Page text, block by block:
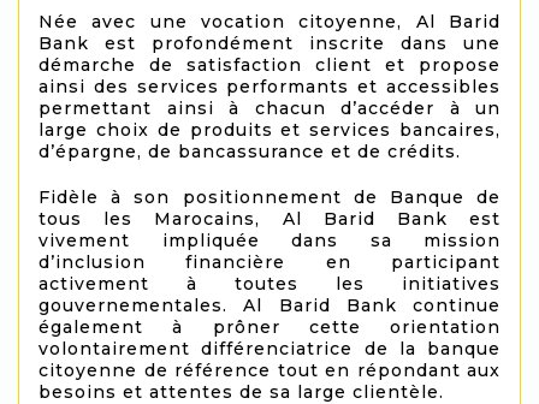
Née avec une vocation citoyenne, Al Barid
Bank est profondément inscrite dans une
démarche de satisfaction client et propose
ainsi des services performants et accessibles
permettant ainsi à chacun d’accéder à un
large choix de produits et services bancaires,
d’épargne, de bancassurance et de crédits.
Fidèle à son positionnement de Banque de
tous les Marocains, Al Barid Bank est
vivement impliquée dans sa mission
d’inclusion financière en participant
activement à toutes les initiatives
gouvernementales. Al Barid Bank continue
également à prôner cette orientation
volontairement différenciatrice de la banque
citoyenne de référence tout en répondant aux
besoins et attentes de sa large clientèle.